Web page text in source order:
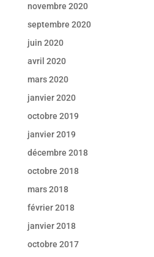
novembre 2020
septembre 2020
juin 2020
avril 2020
mars 2020
janvier 2020
octobre 2019
janvier 2019
décembre 2018
octobre 2018
mars 2018
février 2018
janvier 2018
octobre 2017